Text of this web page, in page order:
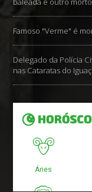
Famoso "Verme" é
Delegado da Polícia
nas Cataratas do